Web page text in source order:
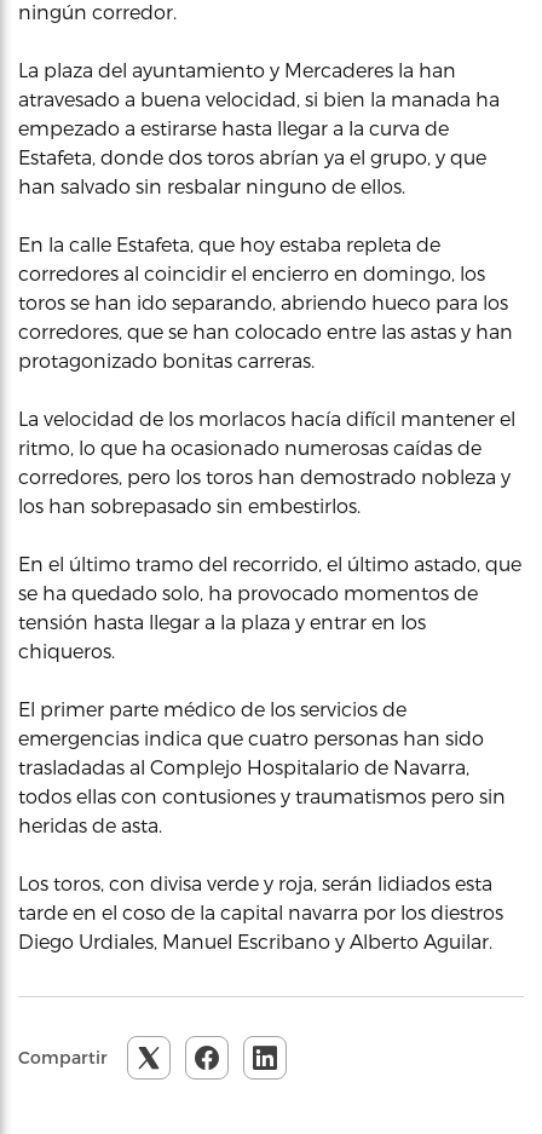
ningún corredor.
La plaza del ayuntamiento y Mercaderes la han
atravesado a buena velocidad, si bien la manada ha
empezado a estirarse hasta llegar a la curva de
Estafeta, donde dos toros abrían ya el grupo, y que
han salvado sin resbalar ninguno de ellos.
En la calle Estafeta, que hoy estaba repleta de
corredores al coincidir el encierro en domingo, los
toros se han ido separando, abriendo hueco para los
corredores, que se han colocado entre las astas y han
protagonizado bonitas carreras.
La velocidad de los morlacos hacía difícil mantener el
ritmo, lo que ha ocasionado numerosas caídas de
corredores, pero los toros han demostrado nobleza y
los han sobrepasado sin embestirlos.
En el último tramo del recorrido, el último astado, que
se ha quedado solo, ha provocado momentos de
tensión hasta llegar a la plaza y entrar en los
chiqueros.
El primer parte médico de los servicios de
emergencias indica que cuatro personas han sido
trasladadas al Complejo Hospitalario de Navarra,
todos ellas con contusiones y traumatismos pero sin
heridas de asta.
Los toros, con divisa verde y roja, serán lidiados esta
tarde en el coso de la capital navarra por los diestros
Diego Urdiales, Manuel Escribano y Alberto Aguilar.
Compartir